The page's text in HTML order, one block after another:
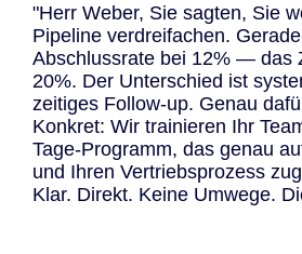
"Herr Weber, Sie sagten, Sie
Pipeline verdreifachen.
Abschlussrate bei 12% — das
20%. Der Unterschied ist
zeitiges Follow-up. Genau
Konkret: Wir trainieren Ihr
Tage-Programm, das genau
und Ihren Vertriebsprozess
Klar. Direkt. Keine Umwege.